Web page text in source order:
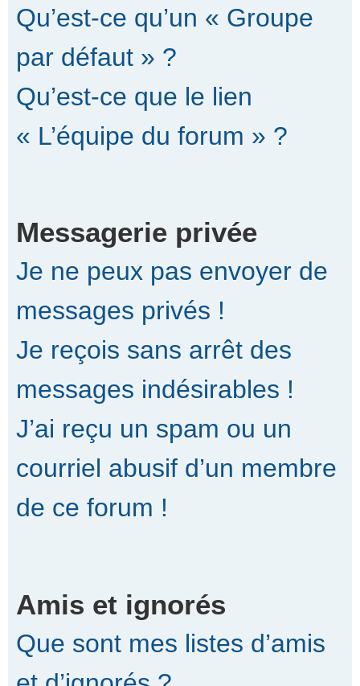
Qu’est-ce qu’un « Groupe
par défaut » ?
Qu’est-ce que le lien
« L’équipe du forum » ?
Messagerie privée
Je ne peux pas envoyer de
messages privés !
Je reçois sans arrêt des
messages indésirables !
J’ai reçu un spam ou un
courriel abusif d’un membre
de ce forum !
Amis et ignorés
Que sont mes listes d’amis